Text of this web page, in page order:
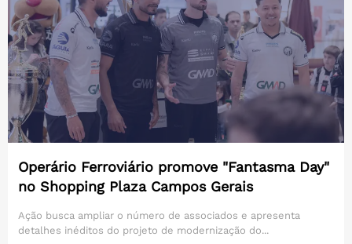
Operário Ferroviário promove "Fantasma Day"
no Shopping Plaza Campos Gerais
Ação busca ampliar o número de associados e apresenta
detalhes inéditos do projeto de modernização do...